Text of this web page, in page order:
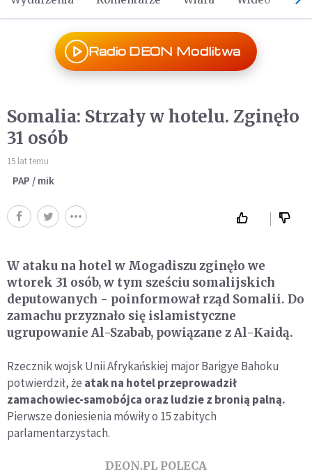
Radio DEON Modlitwa
Somalia: Strzały w hotelu. Zginęło
31 osób
15 lat temu
PAP / mik
W ataku na hotel w Mogadiszu zginęło we
wtorek 31 osób, w tym sześciu somalijskich
deputowanych - poinformował rząd Somalii. Do
zamachu przyznało się islamistyczne
ugrupowanie Al-Szabab, powiązane z Al-Kaidą.
Rzecznik wojsk Unii Afrykańskiej major Barigye Bahoku
potwierdził, że atak na hotel przeprowadził
zamachowiec-samobójca oraz ludzie z bronią palną.
Pierwsze doniesienia mówiły o 15 zabitych
parlamentarzystach.
DEON.PL POLECA